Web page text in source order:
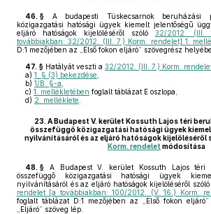
46. § A budapesti Tüskecsarnok beruházási
közigazgatási hatósági ügyek kiemelt jelentőségű
eljáró hatóságok kijelöléséről szóló 32/2012. (III.
továbbiakban: 32/2012. (III. 7.) Korm. rendelet] 1.
D:1 mezőjében az „Első fokon eljáró” szövegrész
47. § Hatályát veszti a 32/2012. (III. 7.) Korm.
a) 1. § (3) bekezdése
b) 1/B. §-a
c) 1. mellékletében foglalt táblázat E oszlopa,
d) 2. melléklete
23. A Budapest V. kerület Kossuth Lajos téri
összefüggő közigazgatási hatósági ügyek
nyilvánításáról és az eljáró hatóságok kijelöléséről
Korm. rendelet módosítása
48. § A Budapest V. kerület Kossuth Lajos téri
összefüggő közigazgatási hatósági ügyek
nyilvánításáról és az eljáró hatóságok kijelöléséről szóló
rendelet [a továbbiakban: 100/2012. (V. 16.) Korm.
foglalt táblázat D:1 mezőjében az „Első fokon
„Eljáró” szöveg lép.